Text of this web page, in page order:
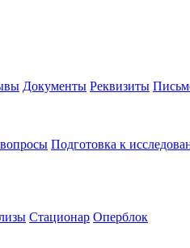
Документы Реквизиты
Подготовка к
Стационар Оперблок